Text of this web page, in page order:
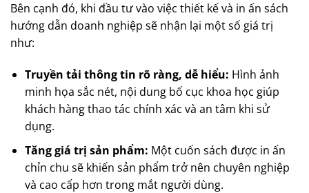
Bên cạnh đó, khi đầu tư vào việc thiết kế và in ấn sách
hướng dẫn doanh nghiệp sẽ nhận lại một số giá trị
như:
Truyền tải thông tin rõ ràng, dễ hiểu: Hình ảnh
minh họa sắc nét, nội dung bố cục khoa học giúp
khách hàng thao tác chính xác và an tâm khi sử
dụng.
Tăng giá trị sản phẩm: Một cuốn sách được in ấn
chỉn chu sẽ khiến sản phẩm trở nên chuyên nghiệp
và cao cấp hơn trong mắt người dùng.